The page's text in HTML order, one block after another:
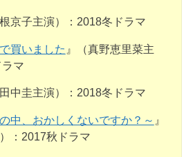
京子主演）：2018冬ドラマ
買いました 』（真野恵里菜主
マ
中圭主演）：2018冬ドラマ
中、おかしくないですか？～ 』
：2017秋ドラマ